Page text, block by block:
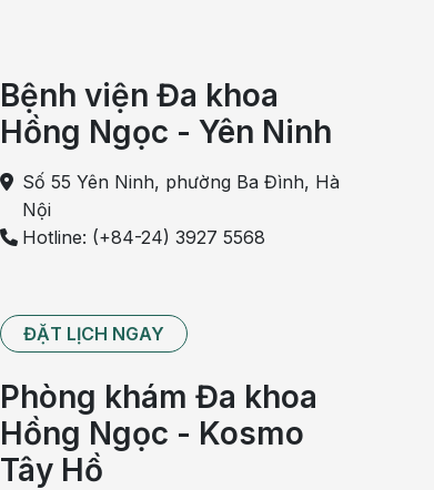
Bệnh viện Đa khoa
Hồng Ngọc - Yên Ninh
Số 55 Yên Ninh, phường Ba Đình, Hà
Nội
Hotline: (+84-24) 3927 5568
ĐẶT LỊCH NGAY
Phòng khám Đa khoa
Hồng Ngọc - Kosmo
Tây Hồ